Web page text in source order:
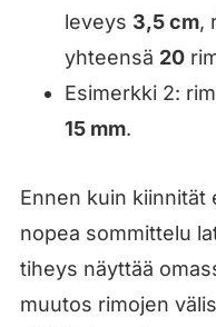
leveys 3,5 cm,
yhteensä 20
Esimerkki 2:
15 mm.
Ennen kuin kiinnität
nopea sommittelu
tiheys näyttää
muutos rimojen